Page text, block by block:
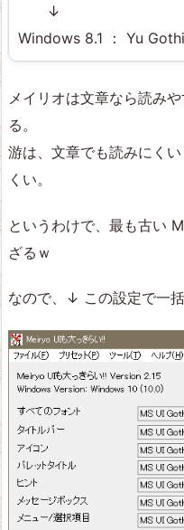
↓
Windows 8.1 ： Yu
メイリオは文章なら読み
る。
游は、文章でも読みにく
くい。
というわけで、最も古い
ざるｗ
なので、↓ この設定で一括